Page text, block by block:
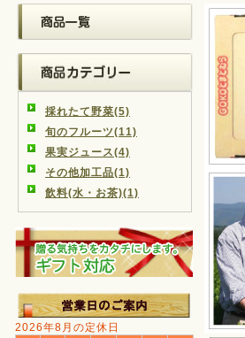
採れたて野菜(5)
旬のフルーツ(11)
果実ジュース(4)
その他加工品(1)
飲料(水・お茶)(1)
2026年8月の定休日